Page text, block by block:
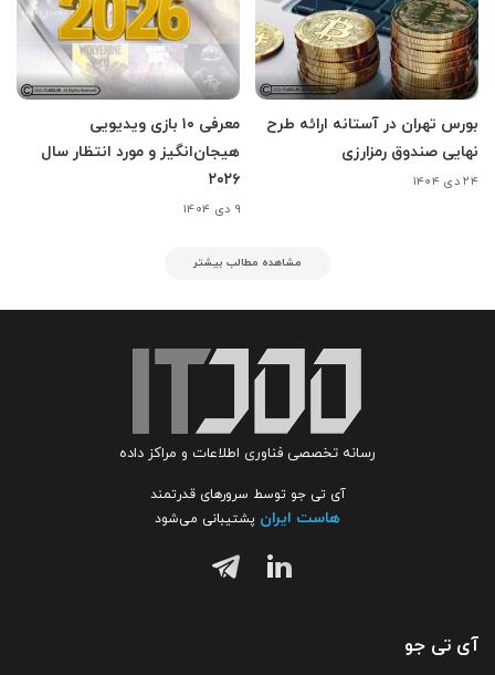
بورس تهران در آستانه ارائه طرح
نهایی صندوق رمزارزی
۲۴ دی ۱۴۰۴
معرفی ۱۰ بازی ویدیویی
هیجان‌انگیز و مورد انتظار سال
۲۰۲۶
۹ دی ۱۴۰۴
مشاهده مطالب بیشتر
رسانه تخصصی فناوری اطلاعات و مراکز داده
آی تی جو توسط سرورهای قدرتمند
هاست ایران پشتیبانی می‌شود
آی تی جو